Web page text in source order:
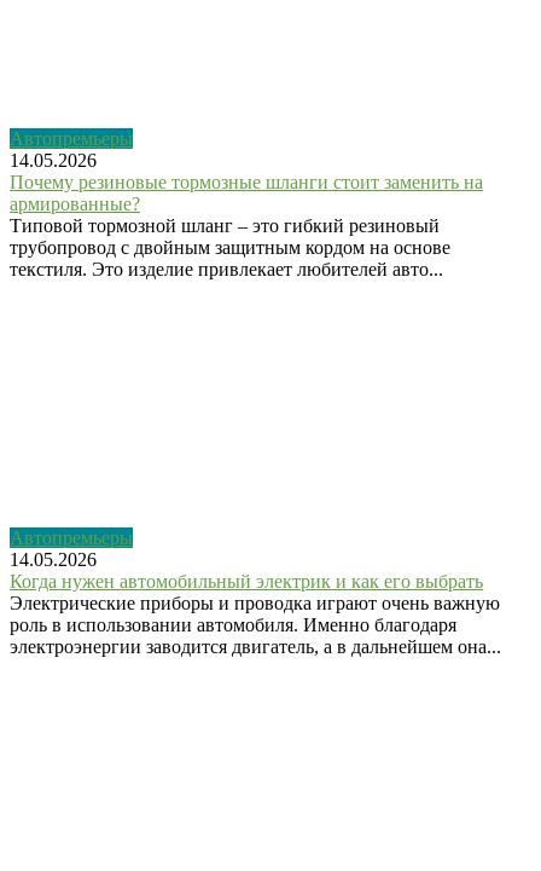
Автопремьеры
14.05.2026
Почему резиновые тормозные шланги стоит заменить на
армированные?
Типовой тормозной шланг – это гибкий резиновый
трубопровод с двойным защитным кордом на основе
текстиля. Это изделие привлекает любителей авто...
Автопремьеры
14.05.2026
Когда нужен автомобильный электрик и как его выбрать
Электрические приборы и проводка играют очень важную
роль в использовании автомобиля. Именно благодаря
электроэнергии заводится двигатель, а в дальнейшем она...